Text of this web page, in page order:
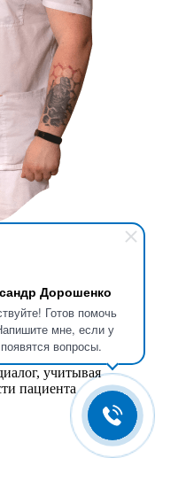
Дорошенко
Готов помочь
мне, если у
вопросы.
побудившие к
учитывая
пациента